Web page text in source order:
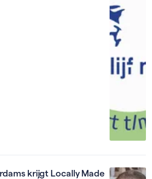
krijgt Locally Made